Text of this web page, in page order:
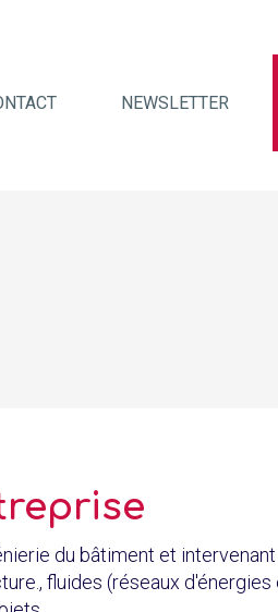
NEWSLETTER
du bâtiment et
fluides (réseaux d'énergies